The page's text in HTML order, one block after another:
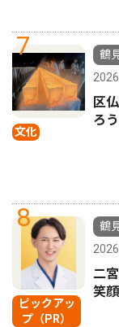
7
文化
鶴
区
ろ
8
ピックアッ
プ（PR）
鶴
二
笑